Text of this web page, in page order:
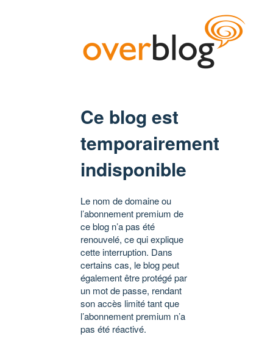
Ce blog est
temporairement
indisponible
Le nom de domaine ou
l’abonnement premium de
ce blog n’a pas été
renouvelé, ce qui explique
cette interruption. Dans
certains cas, le blog peut
également être protégé par
un mot de passe, rendant
son accès limité tant que
l’abonnement premium n’a
pas été réactivé.